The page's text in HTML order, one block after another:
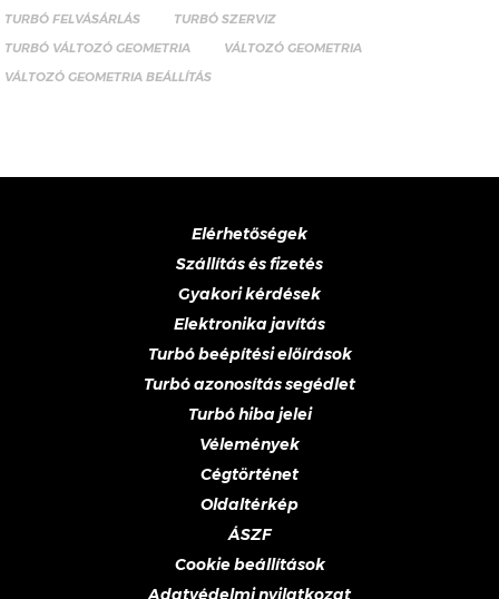
TURBÓ FELVÁSÁRLÁS
TURBÓ SZERVIZ
TURBÓ VÁLTOZÓ GEOMETRIA
VÁLTOZÓ GEOMETRIA
VÁLTOZÓ GEOMETRIA BEÁLLÍTÁS
Elérhetőségek
Szállítás és fizetés
Gyakori kérdések
Elektronika javítás
Turbó beépítési előírások
Turbó azonosítás segédlet
Turbó hiba jelei
Vélemények
Cégtörténet
Oldaltérkép
ÁSZF
Cookie beállítások
Adatvédelmi nyilatkozat